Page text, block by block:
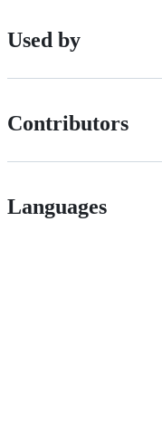
Used by
Contributors
Languages